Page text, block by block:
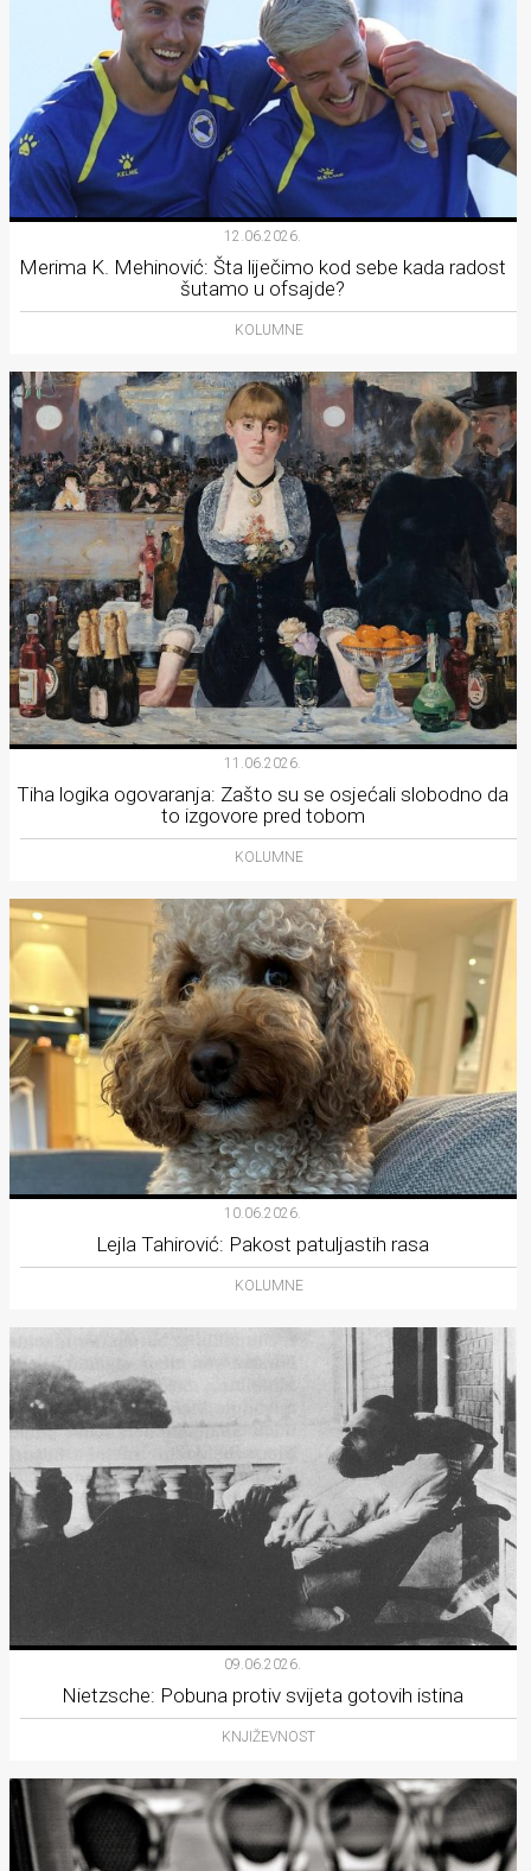
12.06.2026.
Merima K. Mehinović: Šta liječimo kod sebe kada radost
šutamo u ofsajde?
KOLUMNE
11.06.2026.
Tiha logika ogovaranja: Zašto su se osjećali slobodno da
to izgovore pred tobom
KOLUMNE
10.06.2026.
Lejla Tahirović: Pakost patuljastih rasa
KOLUMNE
09.06.2026.
Nietzsche: Pobuna protiv svijeta gotovih istina
KNJIŽEVNOST